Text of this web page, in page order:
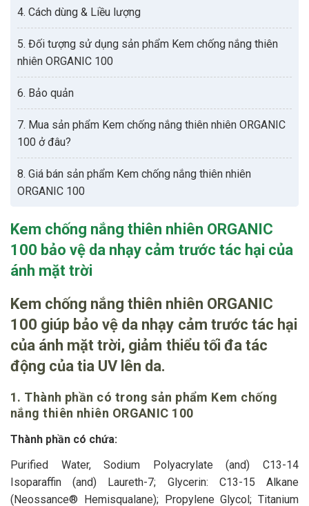
4. Cách dùng & Liều lượng
5. Đối tượng sử dụng sản phẩm Kem chống nắng thiên
nhiên ORGANIC 100
6. Bảo quản
7. Mua sản phẩm Kem chống nắng thiên nhiên ORGANIC
100 ở đâu?
8. Giá bán sản phẩm Kem chống nắng thiên nhiên
ORGANIC 100
Kem chống nắng thiên nhiên ORGANIC
100 bảo vệ da nhạy cảm trước tác hại của
ánh mặt trời
Kem chống nắng thiên nhiên ORGANIC
100 giúp bảo vệ da nhạy cảm trước tác hại
của ánh mặt trời, giảm thiểu tối đa tác
động của tia UV lên da.
1. Thành phần có trong sản phẩm Kem chống
nắng thiên nhiên ORGANIC 100
Thành phần có chứa:
Purified Water, Sodium Polyacrylate (and) C13-14
Isoparaffin (and) Laureth-7; Glycerin: C13-15 Alkane
(Neossance® Hemisqualane); Propylene Glycol; Titanium